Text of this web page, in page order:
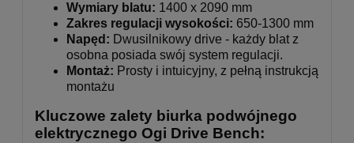
Wymiary blatu: 1400 x 2090 mm
Zakres regulacji wysokości: 650-1300 mm
Napęd: Dwusilnikowy drive - każdy blat z
osobna posiada swój system regulacji.
Montaż: Prosty i intuicyjny, z pełną instrukcją
montażu
Kluczowe zalety biurka podwójnego
elektrycznego Ogi Drive Bench: